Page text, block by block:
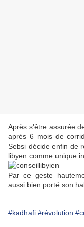
Après s'être assurée
après 6 mois de
Sebsi décide enfin de
libyen comme unique
Par ce geste
aussi bien porté son
#kadhafi #révolution